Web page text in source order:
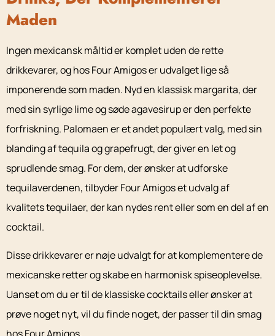
Maden
Ingen mexicansk måltid er komplet uden de rette
drikkevarer, og hos Four Amigos er udvalget lige så
imponerende som maden. Nyd en klassisk margarita, der
med sin syrlige lime og søde agavesirup er den perfekte
forfriskning. Palomaen er et andet populært valg, med sin
blanding af tequila og grapefrugt, der giver en let og
sprudlende smag. For dem, der ønsker at udforske
tequilaverdenen, tilbyder Four Amigos et udvalg af
kvalitets tequilaer, der kan nydes rent eller som en del af en
cocktail.
Disse drikkevarer er nøje udvalgt for at komplementere de
mexicanske retter og skabe en harmonisk spiseoplevelse.
Uanset om du er til de klassiske cocktails eller ønsker at
prøve noget nyt, vil du finde noget, der passer til din smag